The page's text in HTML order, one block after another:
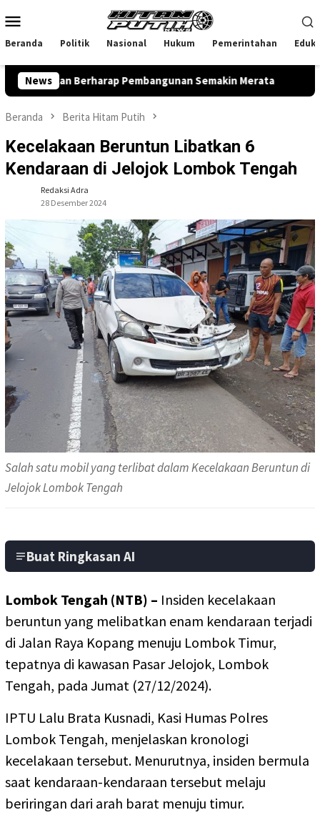
ke
Mobile
Beranda Politik Nasional Hukum Pemerintahan
News
Berharap Pembangunan Semakin Merata Hadiri
Beranda Berita Hitam Putih
Kecelakaan Beruntun Libatkan 6
Kendaraan di Jelojok Lombok Tengah
Redaksi Adra
28 Desember 2024
Salah satu mobil yang terlibat dalam Kecelakaan Beruntun di
Jelojok Lombok Tengah
Buat Ringkasan AI
Lombok Tengah (NTB) – Insiden kecelakaan
beruntun yang melibatkan enam kendaraan terjadi
di Jalan Raya Kopang menuju Lombok Timur,
tepatnya di kawasan Pasar Jelojok, Lombok
Tengah, pada Jumat (27/12/2024).
IPTU Lalu Brata Kusnadi, Kasi Humas Polres
Lombok Tengah, menjelaskan kronologi
kecelakaan tersebut. Menurutnya, insiden bermula
saat kendaraan-kendaraan tersebut melaju
beriringan dari arah barat menuju timur.